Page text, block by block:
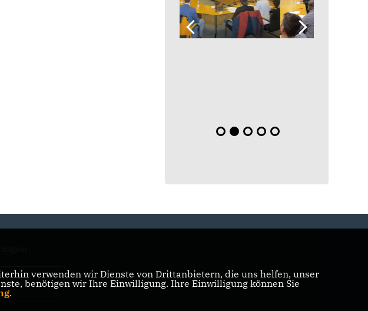
verwenden wir Dienste von Drittanbietern, die uns helfen, unser
benötigen wir Ihre Einwilligung. Ihre Einwilligung können Sie
.